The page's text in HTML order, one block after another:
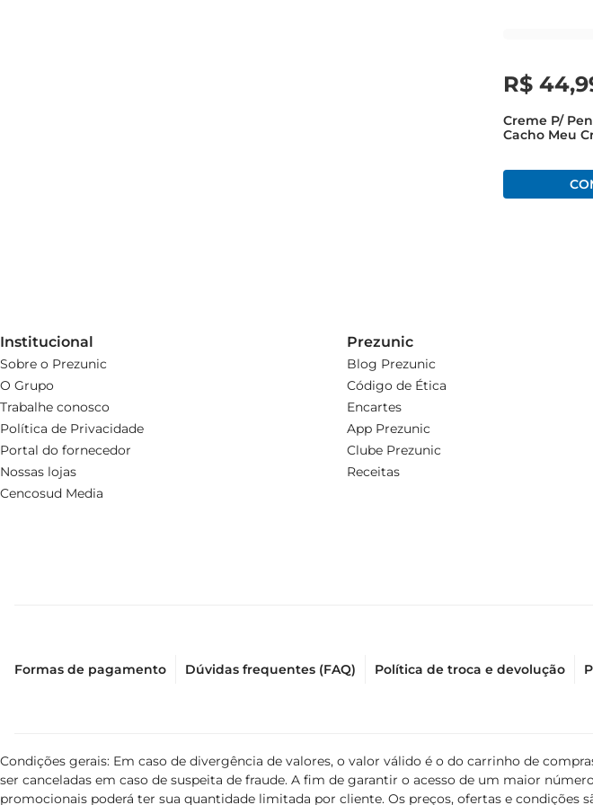
R$ 44,
Creme P/
Cacho Meu
Institucional
Sobre o Prezunic
O Grupo
Trabalhe conosco
Política de Privacidade
Portal do fornecedor
Nossas lojas
Cencosud Media
Prezunic
Blog Prezunic
Código de Ética
Encartes
App Prezunic
Clube Prezunic
Receitas
Formas de pagamento Dúvidas frequentes (FAQ) Política de troca e devolução
Condições gerais: Em caso de divergência de valores, o valor válido é o do carrinho de
ser canceladas em caso de suspeita de fraude. A fim de garantir o acesso de um maior
promocionais poderá ter sua quantidade limitada por cliente. Os preços, ofertas e condições